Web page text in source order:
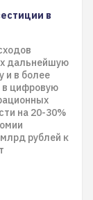
в
дальнейшую
и в более
в цифровую
на 20-30%
рублей к